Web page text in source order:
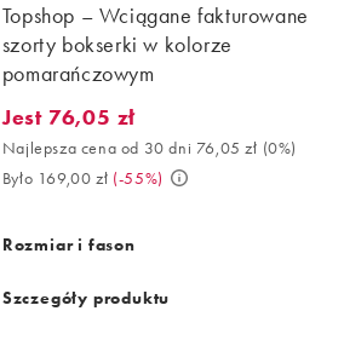
Topshop – Wciągane fakturowane
szorty bokserki w kolorze
pomarańczowym
Jest 76,05 zł. Najlepsza cena od 30 dni
Jest 76,05 zł
Najlepsza cena od 30 dni 76,05 zł (0%)
Było 169,00 zł (-55%)
Rozmiar i fason
Szczegóły produktu